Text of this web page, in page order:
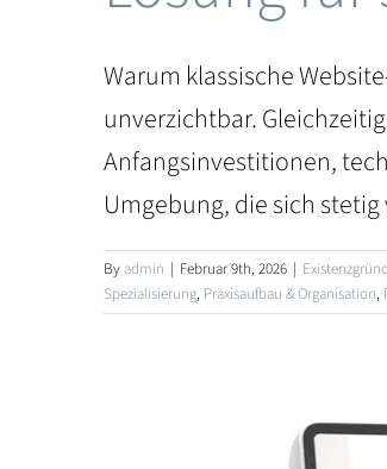
Warum klassische
unverzichtbar.
Anfangsinvestitionen,
Umgebung, die sich
Byadmin | Februar 9th, 2026 |
Spezialisierung, Praxisaufbau & Organisation,